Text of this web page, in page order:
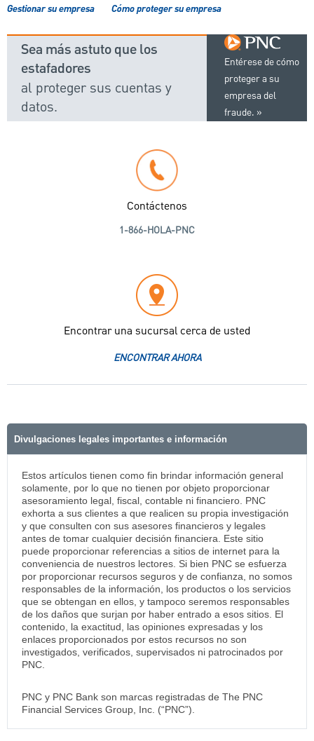
Gestionar su empresa Cómo proteger su empresa
Entérese de cómo
proteger a su
empresa del
fraude.
Sea más astuto que los
estafadores
al proteger sus cuentas y
datos.
Contáctenos
1-866-HOLA-PNC
Encontrar una sucursal cerca de usted
ENCONTRAR AHORA
Divulgaciones legales importantes e información
Estos artículos tienen como fin brindar información general
solamente, por lo que no tienen por objeto proporcionar
asesoramiento legal, fiscal, contable ni financiero. PNC
exhorta a sus clientes a que realicen su propia investigación
y que consulten con sus asesores financieros y legales
antes de tomar cualquier decisión financiera. Este sitio
puede proporcionar referencias a sitios de internet para la
conveniencia de nuestros lectores. Si bien PNC se esfuerza
por proporcionar recursos seguros y de confianza, no somos
responsables de la información, los productos o los servicios
que se obtengan en ellos, y tampoco seremos responsables
de los daños que surjan por haber entrado a esos sitios. El
contenido, la exactitud, las opiniones expresadas y los
enlaces proporcionados por estos recursos no son
investigados, verificados, supervisados ni patrocinados por
PNC.
PNC y PNC Bank son marcas registradas de The PNC
Financial Services Group, Inc. (“PNC”).